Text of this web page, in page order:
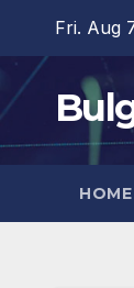
content
Fri. Aug
HOME